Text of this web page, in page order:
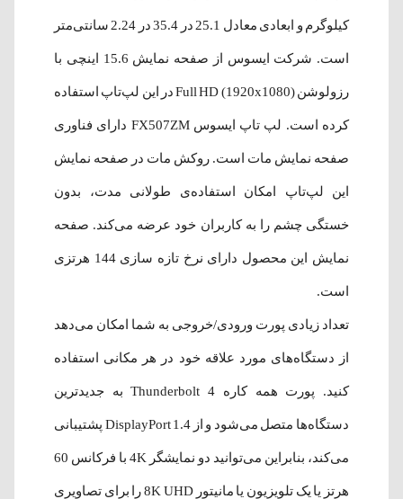
کیلوگرم و ابعادی معادل 25.1 در 35.4 در 2.24 سانتی‌متر
است. شرکت ایسوس از صفحه نمایش 15.6 اینچی با
رزولوشن (1920x1080) Full HD در این لپ‌تاپ استفاده
کرده است. لپ‌ تاپ ایسوس FX507ZM دارای فناوری
صفحه نمایش مات است. روکش مات در صفحه نمایش
این لپ‌تاپ امکان استفاده‌ی طولانی مدت، بدون
خستگی چشم را به کاربران خود عرضه می‌کند. صفحه
نمایش این محصول دارای نرخ تازه سازی 144 هرتزی
است.
تعداد زیادی پورت ورودی/خروجی به شما امکان می‌دهد
از دستگاه‌های مورد علاقه خود در هر مکانی استفاده
کنید. پورت همه کاره Thunderbolt 4 به جدیدترین
دستگاه‌ها متصل می‌شود و از DisplayPort 1.4 پشتیبانی
می‌کند، بنابراین می‌توانید دو نمایشگر 4K با فرکانس 60
هرتز یا یک تلویزیون یا مانیتور 8K UHD را برای تصاویری